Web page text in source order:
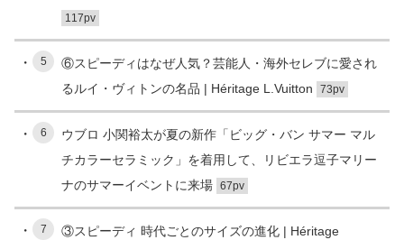
117pv
5
⑥スピーディはなぜ人気？芸能人・海外セレブに愛され
るルイ・ヴィトンの名品 | Héritage L.Vuitton
73pv
6
ウブロ 小関裕太が夏の新作「ビッグ・バン サマー マル
チカラーセラミック」を着用して、リビエラ逗子マリー
ナのサマーイベントに来場 67pv
7
③スピーディ 時代ごとのサイズの進化 | Héritage